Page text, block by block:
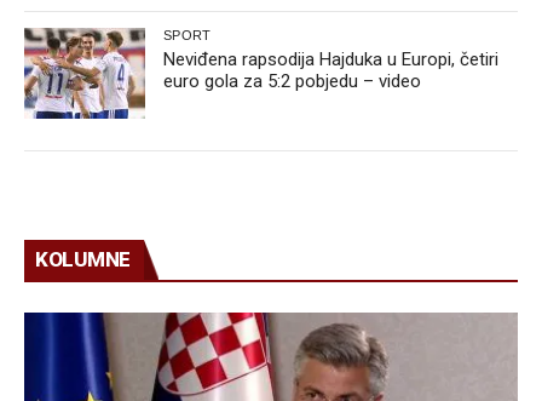
SPORT
Neviđena rapsodija Hajduka u Europi, četiri
euro gola za 5:2 pobjedu – video
KOLUMNE